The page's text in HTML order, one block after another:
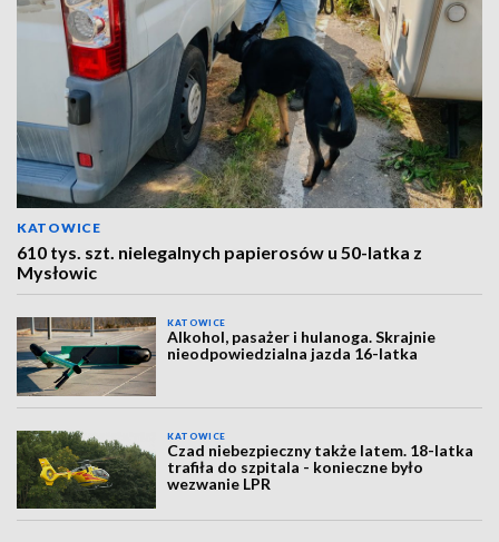
KATOWICE
610 tys. szt. nielegalnych papierosów u 50-latka z
Mysłowic
KATOWICE
Alkohol, pasażer i hulanoga. Skrajnie
nieodpowiedzialna jazda 16-latka
KATOWICE
Czad niebezpieczny także latem. 18-latka
trafiła do szpitala - konieczne było
wezwanie LPR